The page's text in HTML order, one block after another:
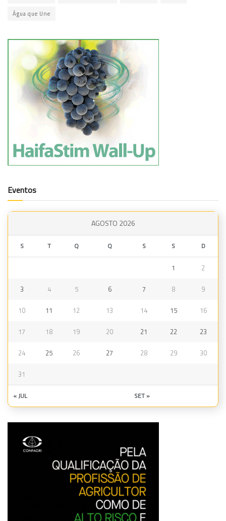
Água que Une
Eventos
AGOSTO 2026
S T Q Q S S D
1 2
3 4 5 6 7 8 9
10 11 12 13 14 15 16
17 18 19 20 21 22 23
24 25 26 27 28 29 30
31
« JUL SET »